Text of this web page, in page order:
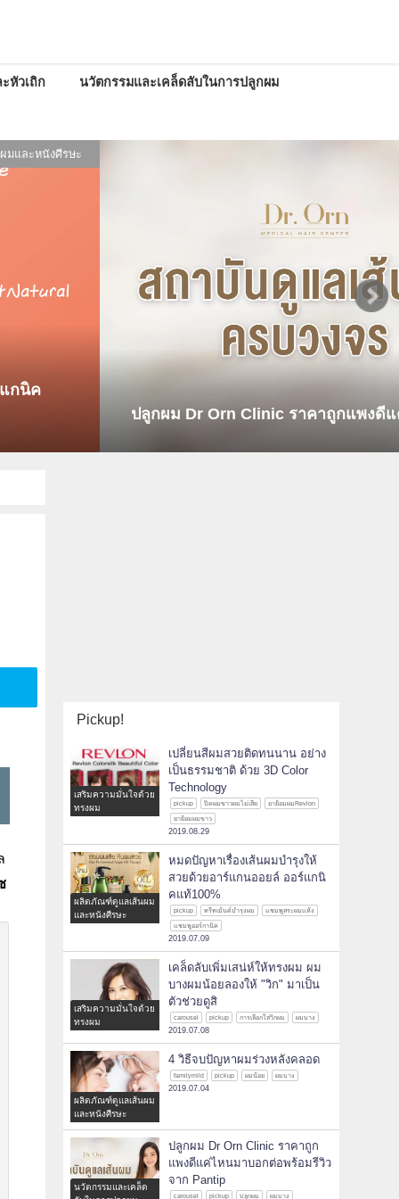
หัวเถิก นวัตกรรมและเคล็ดลับในการปลูกผม
และหนังศีรษะ
กนิค
ปลูกผม Dr Orn Clinic ราคาถูกแพงดี
Pickup!
เสริมความมั่นใจด้วย
ทรงผม
เปลี่ยนสีผมสวยติดทนนาน อย่าง
เป็นธรรมชาติ ด้วย 3D Color
Technology
pickup ปิดผมขาวผมไม่เสีย
ยาย้อมผมRevlon
ยาย้อมผมขาว
2019.08.29
ผลิตภัณฑ์ดูแลเส้นผม
และหนังศีรษะ
หมดปัญหาเรื่องเส้นผมบำรุงให้
สวยด้วยอาร์แกนออยล์ ออร์แกนิ
คแท้100%
pickup ทรีทเม้นต์บำรุงผม
แชมพูสระผมแห้ง
แชมพูออร์กานิค
2019.07.09
เสริมความมั่นใจด้วย
ทรงผม
เคล็ดลับเพิ่มเสน่ห์ให้ทรงผม ผม
บางผมน้อยลองให้ "วิก" มาเป็น
ตัวช่วยดูสิ
carousel pickup การเลือกใส่วิกผม ผมบาง
2019.07.08
ผลิตภัณฑ์ดูแลเส้นผม
และหนังศีรษะ
4 วิธีจบปัญหาผมร่วงหลังคลอด
familymild pickup ผมน้อย ผมบาง
2019.07.04
นวัตกรรมและเคล็ด
ปลูกผม Dr Orn Clinic ราคาถูก
แพงดีแค่ไหนมาบอกต่อพร้อมรีวิว
จาก Pantip
carousel pickup ปลูกผม ผมบาง